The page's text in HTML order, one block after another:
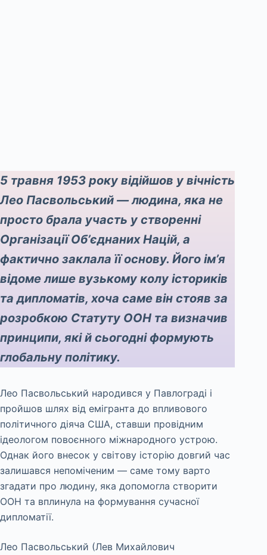
5 травня 1953 року відійшов у вічність
Лео Пасвольський — людина, яка не
просто брала участь у створенні
Організації Об’єднаних Націй, а
фактично заклала її основу. Його ім’я
відоме лише вузькому колу істориків
та дипломатів, хоча саме він стояв за
розробкою Статуту ООН та визначив
принципи, які й сьогодні формують
глобальну політику.
Лео Пасвольський народився у Павлограді і
пройшов шлях від емігранта до впливового
політичного діяча США, ставши провідним
ідеологом повоєнного міжнародного устрою.
Однак його внесок у світову історію довгий час
залишався непоміченим — саме тому варто
згадати про людину, яка допомогла створити
ООН та вплинула на формування сучасної
дипломатії.
Лео Пасвольський (Лев Михайлович